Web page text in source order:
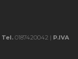
Tel. 0187420042 | P.IVA